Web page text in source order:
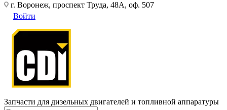
г. Воронеж, проспект Труда, 48А, оф. 507
Войти
Запчасти для дизельных двигателей и топливной аппаратуры